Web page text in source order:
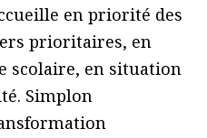
en priorité des
prioritaires, en
scolaire, en situation
Simplon